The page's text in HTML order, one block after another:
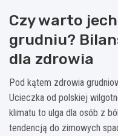
Czy warto
grudniu?
dla zdrowia
Pod kątem zdrowia
Ucieczka od polskiej
klimatu to ulga dla osób z
tendencją do zimowych